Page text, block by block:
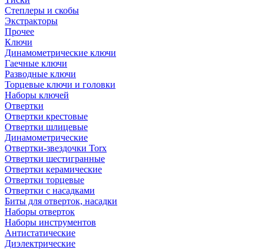
Степлеры и скобы
Экстракторы
Прочее
Ключи
Динамометрические ключи
Гаечные ключи
Разводные ключи
Торцевые ключи и головки
Наборы ключей
Отвертки
Отвертки крестовые
Отвертки шлицевые
Динамометрические
Отвертки-звездочки Torx
Отвертки шестигранные
Отвертки керамические
Отвертки торцевые
Отвертки с насадками
Биты для отверток, насадки
Наборы отверток
Наборы инструментов
Антистатические
Диэлектрические